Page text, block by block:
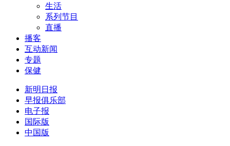
生活
系列节目
直播
播客
互动新闻
专题
保健
新明日报
早报俱乐部
电子报
国际版
中国版